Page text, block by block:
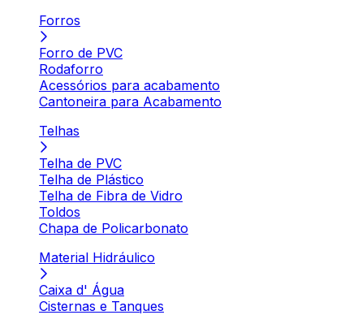
Forros
Forro de PVC
Rodaforro
Acessórios para acabamento
Cantoneira para Acabamento
Telhas
Telha de PVC
Telha de Plástico
Telha de Fibra de Vidro
Toldos
Chapa de Policarbonato
Material Hidráulico
Caixa d' Água
Cisternas e Tanques